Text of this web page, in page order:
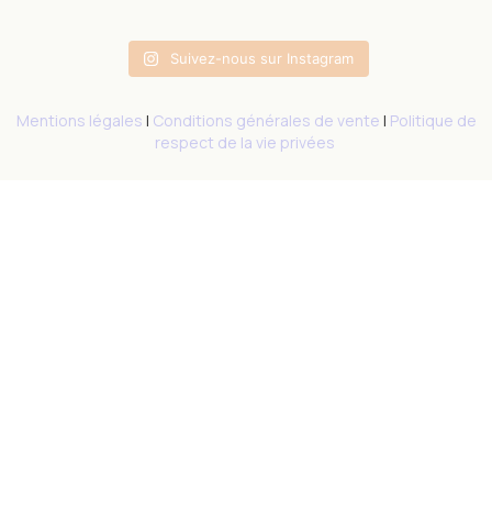
Suivez-nous sur Instagram
Mentions légales | Conditions générales de vente | Politique de
respect de la vie privées